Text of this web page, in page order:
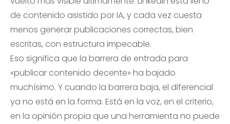
de contenido asistido por IA, y cada vez cuesta
menos generar publicaciones correctas, bien
escritas, con estructura impecable.
Eso significa que la barrera de entrada para
«publicar contenido decente» ha bajado
muchísimo. Y cuando la barrera baja, el diferencial
ya no está en la forma. Está en la voz, en el criterio,
en la opinión propia que una herramienta no puede